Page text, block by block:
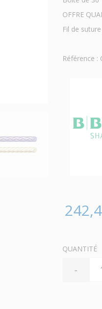
OFFRE
Fil de
Référence :
QUANTITÉ
-